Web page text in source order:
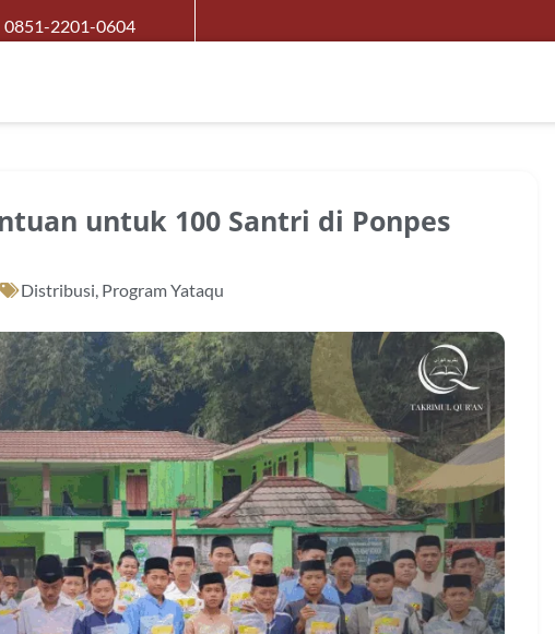
0851-2201-0604
untuk 100 Santri di Ponpes
Distribusi, Program Yataqu